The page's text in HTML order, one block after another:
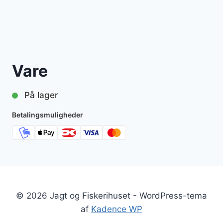
Vare
På lager
Betalingsmuligheder
© 2026 Jagt og Fiskerihuset - WordPress-tema
af Kadence WP